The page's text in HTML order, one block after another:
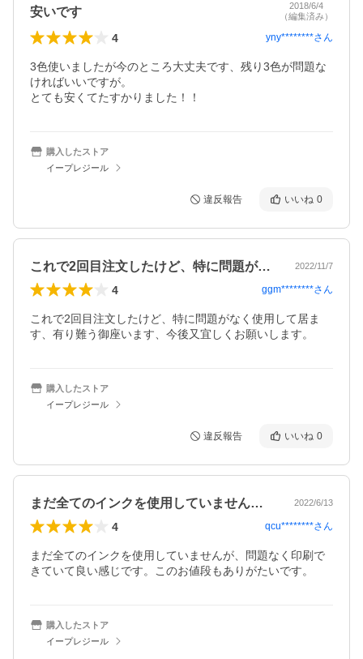
安いです
2018/6/4
（編集済み）
4 yny********さん
3色使いましたが今のところ大丈夫です、残り3色が問題な
ければいいですが。
とても安くてたすかりました！！
購入したストア
イープレジール
違反報告 いいね 0
これで2回目注文したけど、特に問題がな… 2022/11/7
4 ggm********さん
これで2回目注文したけど、特に問題がなく使用して居ま
す、有り難う御座います、今後又宜しくお願いします。
購入したストア
イープレジール
違反報告 いいね 0
まだ全てのインクを使用していませんが、… 2022/6/13
4 qcu********さん
まだ全てのインクを使用していませんが、問題なく印刷で
きていて良い感じです。このお値段もありがたいです。
購入したストア
イープレジール